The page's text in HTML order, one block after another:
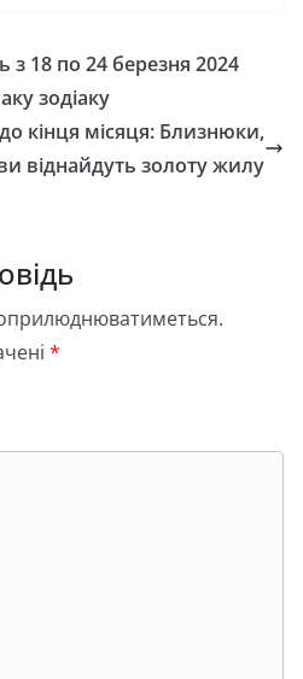
т
з 18 по 24 березня 2024
зодіаку
кінця місяця: Близнюки,
віднайдуть золоту жилу
*